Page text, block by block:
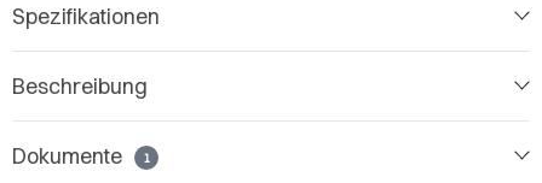
Spezifikationen
Beschreibung
Dokumente 1